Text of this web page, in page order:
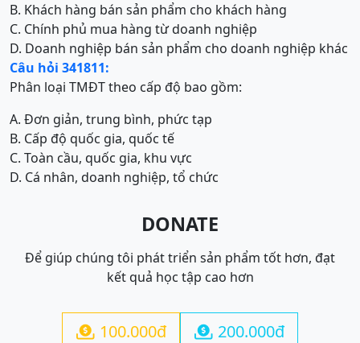
B. Khách hàng bán sản phẩm cho khách hàng
C. Chính phủ mua hàng từ doanh nghiệp
D. Doanh nghiệp bán sản phẩm cho doanh nghiệp khác
Câu hỏi 341811:
Phân loại TMĐT theo cấp độ bao gồm:
A. Đơn giản, trung bình, phức tạp
B. Cấp độ quốc gia, quốc tế
C. Toàn cầu, quốc gia, khu vực
D. Cá nhân, doanh nghiệp, tổ chức
DONATE
Để giúp chúng tôi phát triển sản phẩm tốt hơn, đạt
kết quả học tập cao hơn
 100.000đ  200.000đ